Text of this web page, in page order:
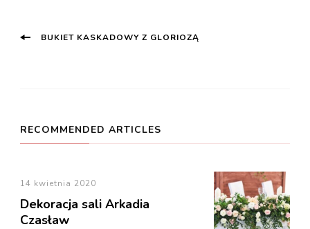
Post
BUKIET KASKADOWY Z GLORIOZĄ
RECOMMENDED ARTICLES
14 kwietnia 2020
Dekoracja sali Arkadia
Czasław